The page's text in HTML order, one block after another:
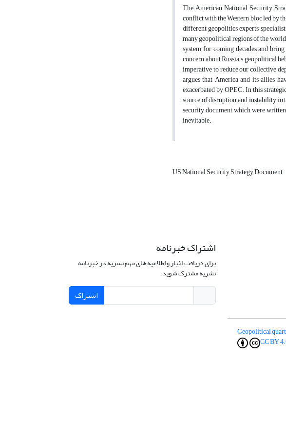
The American National Security
conflict with the Western bloc led by
different geopolitics experts,
many geopolitical regions of the
system for coming decades and
concern about Russia's geopolitical
imperative to reduce our collective
argues that America and its allies
exacerbated by OPEC. In this
source of disruption and instability in
security document which were
inevitable.
US National Security Strategy Document
Geopolitical
CC BY
اشتراک خبرنامه
برای دریافت اخبار و اطلاعیه های مهم نشریه در خبرنامه
نشریه مشترک شوید.
اشتراک